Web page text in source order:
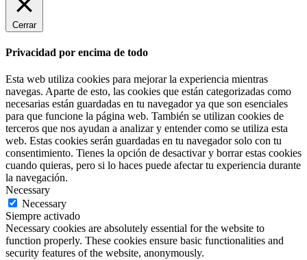
Cerrar
Privacidad por encima de todo
Esta web utiliza cookies para mejorar la experiencia mientras
navegas. Aparte de esto, las cookies que están categorizadas como
necesarias están guardadas en tu navegador ya que son esenciales
para que funcione la página web. También se utilizan cookies de
terceros que nos ayudan a analizar y entender como se utiliza esta
web. Estas cookies serán guardadas en tu navegador solo con tu
consentimiento. Tienes la opción de desactivar y borrar estas cookies
cuando quieras, pero si lo haces puede afectar tu experiencia durante
la navegación.
Necessary
Necessary
Siempre activado
Necessary cookies are absolutely essential for the website to
function properly. These cookies ensure basic functionalities and
security features of the website, anonymously.